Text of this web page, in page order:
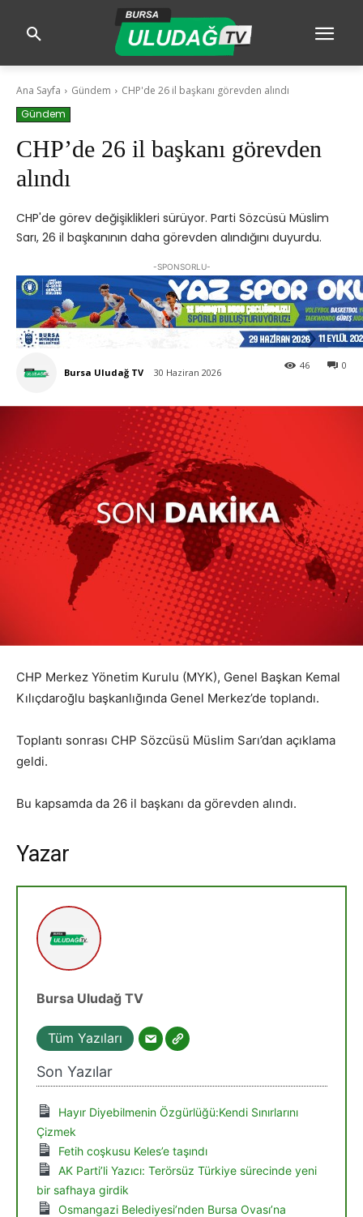
Ana Sayfa Gündem
CHP'de 26 il başkanı görevden alındı
Gündem
CHP’de 26 il başkanı görevden
alındı
CHP'de görev değişiklikleri sürüyor. Parti Sözcüsü Müslim
Sarı, 26 il başkanının daha görevden alındığını duyurdu.
-SPONSORLU-
Bursa Uludağ TV 30 Haziran 2026
0
46
CHP Merkez Yönetim Kurulu (MYK), Genel Başkan Kemal
Kılıçdaroğlu başkanlığında Genel Merkez’de toplandı.
Toplantı sonrası CHP Sözcüsü Müslim Sarı’dan açıklama
geldi.
Bu kapsamda da 26 il başkanı da görevden alındı.
Yazar
Bursa Uludağ TV
Tüm Yazıları
Son Yazılar
Hayır Diyebilmenin Özgürlüğü:Kendi Sınırlarını
Çizmek
Fetih coşkusu Keles’e taşındı
AK Parti’li Yazıcı: Terörsüz Türkiye sürecinde yeni
bir safhaya girdik
Osmangazi Belediyesi’nden Bursa Ovası’na